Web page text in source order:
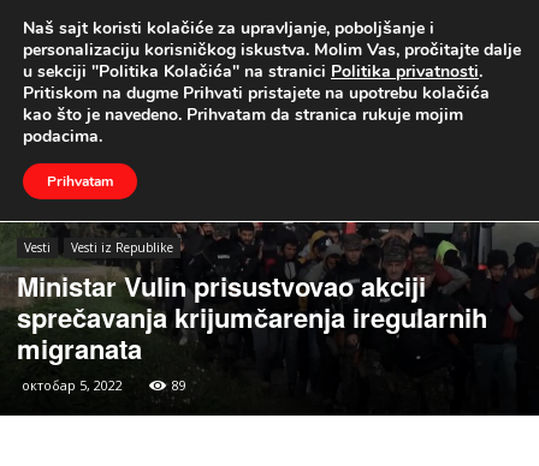
UŽIVO
Naslovna Vesti Vesti iz Republike
Vesti Vesti iz Republike
Ministar Vulin prisustvovao akciji
sprečavanja krijumčarenja iregularnih
migranata
октобар 5, 2022 89
Naš sajt koristi kolačiće za upravljanje, poboljšanje i
personalizaciju korisničkog iskustva. Molim Vas, pročitajte dalje
u sekciji "Politika Kolačića" na stranici Politika privatnosti.
Pritiskom na dugme Prihvati pristajete na upotrebu kolačića
kao što je navedeno. Prihvatam da stranica rukuje mojim
podacima.
Prihvatam